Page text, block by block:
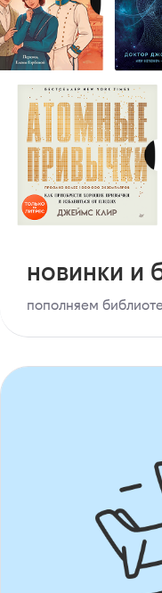
новинки и
пополняем